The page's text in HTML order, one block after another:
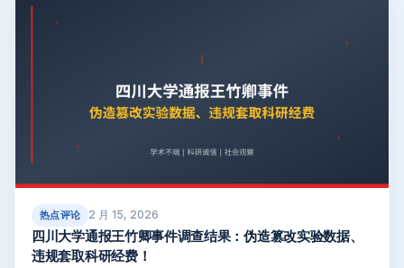
热点评论 2 月 15, 2026
四川大学通报王竹卿事件调查结果：伪造篡改实验数据、
违规套取科研经费！